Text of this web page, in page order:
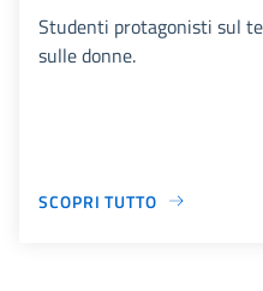
Studenti protagonisti sul
sulle donne.
SCOPRI TUTTO